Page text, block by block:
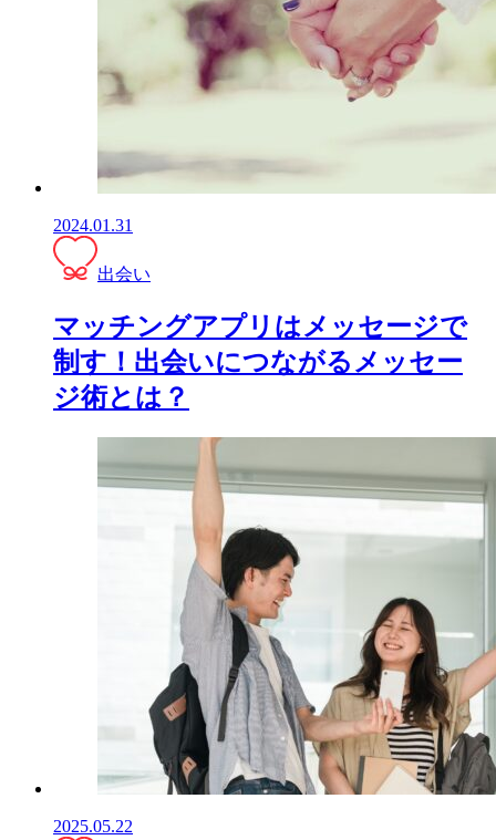
2024.01.31
出会い
マッチングアプリはメッセージで
制す！出会いにつながるメッセー
ジ術とは？
2025.05.22